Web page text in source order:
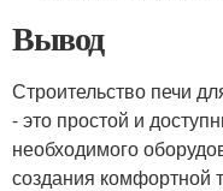
Вывод
Строительство печи
- это простой и
необходимого
создания комфортной